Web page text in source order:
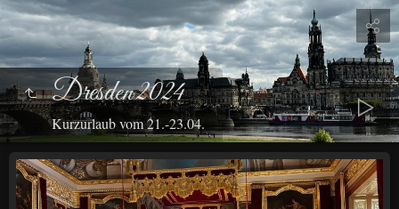
Dresden 2024
Kurzurlaub vom 21.-23.04.